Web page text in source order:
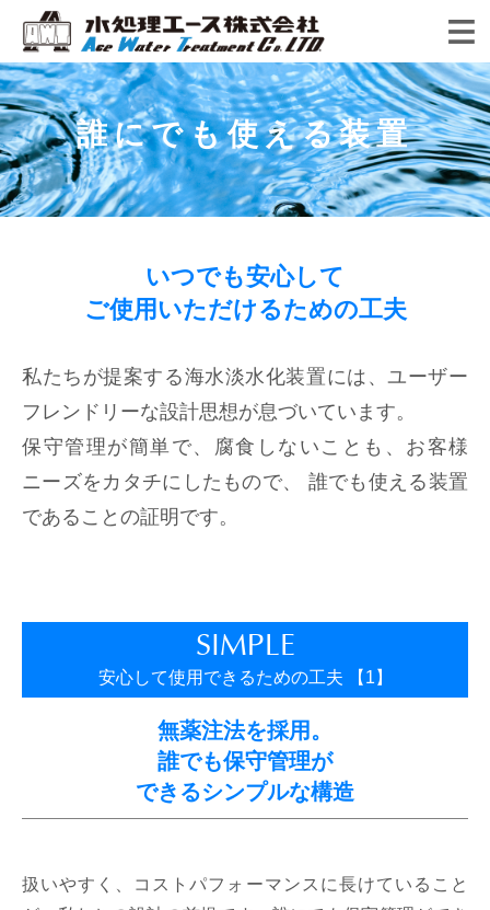
ENGLISH
お知らせ
会社情報
ごあいさつ
品質方針
水処理エースの強み
3Eプロジェクト
水をデザインする
エース・コア
製品ラインナップ
海水淡水化装置
MF・UF装置 災害対策用浄水器
含塩水脱塩造水装置
レンタル用淡水化装置
導入事例
日本国内導入事例
造水装置について
造水装置の選び方
お問い合わせ
プライバシーポリシー
採用情報
エントリーシート
誰にでも使える装置
いつでも安心して
ご使用いただけるための工夫
私たちが提案する海水淡水化装置には、ユーザー
フレンドリーな設計思想が息づいています。
保守管理が簡単で、腐食しないことも、お客様
ニーズをカタチにしたもので、
誰でも使える装置
であることの証明です。
SIMPLE
安心して使用できるための工夫 【1】
無薬注法を採用。
誰でも保守管理が
できるシンプルな構造
扱いやすく、コストパフォーマンスに長けていること